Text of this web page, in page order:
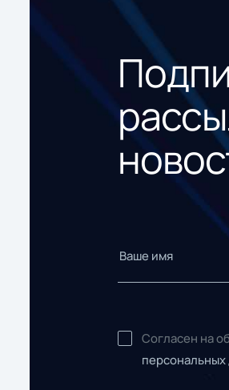
Согласен на